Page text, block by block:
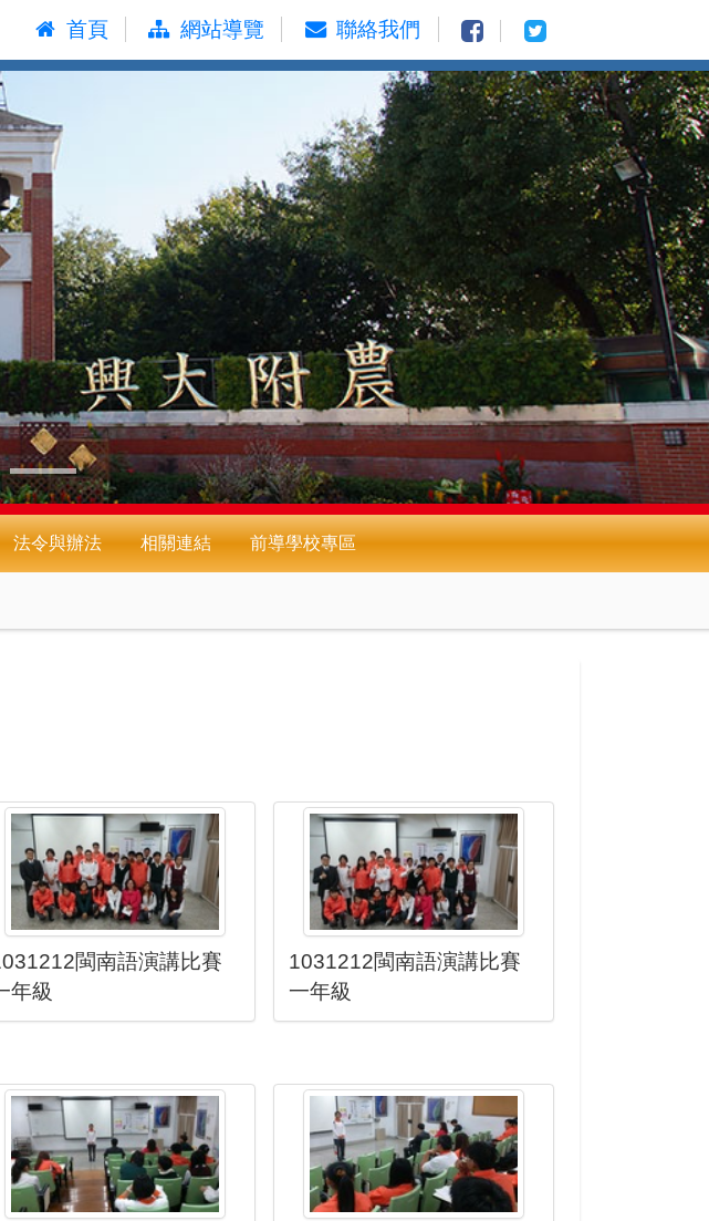
首頁 網站導覽 聯絡我們
法令與辦法 相關連結 前導學校專區
閩南語演講比賽
年級
1031212閩南語演講比賽
一年級